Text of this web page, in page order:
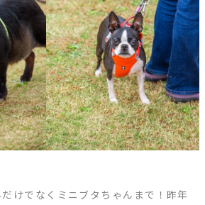
けでなくミニブタちゃんまで！昨年